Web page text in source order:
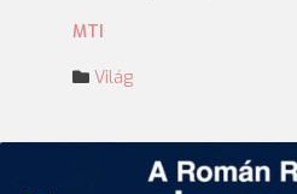
MTI
Világ